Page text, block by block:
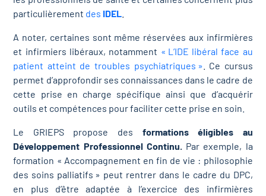
particulièrement des IDEL
A noter, certaines sont même réservées aux infirmières
et infirmiers libéraux, notamment « L’IDE libéral face au
patient atteint de troubles psychiatriques » . Ce cursus
permet d’approfondir ses connaissances dans le cadre de
cette prise en charge spécifique ainsi que d’acquérir
outils et compétences pour faciliter cette prise en soin.
Le GRIEPS propose des formations éligibles au
Développement Professionnel Continu.
Par exemple, la
formation « Accompagnement en fin de vie : philosophie
des soins palliatifs » peut rentrer dans le cadre du DPC,
en plus d’être adaptée à l’exercice des infirmières